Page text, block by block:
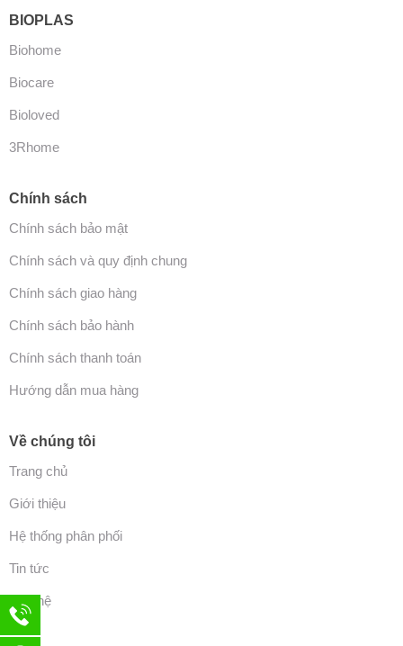
BIOPLAS
Biohome
Biocare
Bioloved
3Rhome
Chính sách
Chính sách bảo mật
Chính sách và quy định chung
Chính sách giao hàng
Chính sách bảo hành
Chính sách thanh toán
Hướng dẫn mua hàng
Về chúng tôi
Trang chủ
Giới thiệu
Hệ thống phân phối
Tin tức
Liên hệ